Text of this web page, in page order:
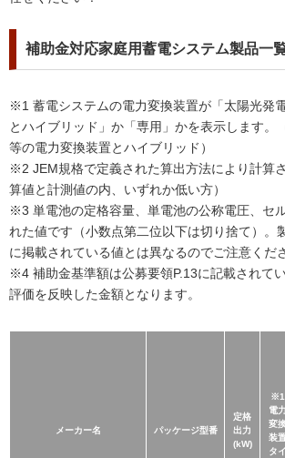
補助金対応家庭用蓄電システム製品一
※1 蓄電システムの電力変換装置が「太陽光発
とハイブリッド」か「専用」かを表示します。
等の電力変換装置とハイブリッド）
※2 JEM規格で定義された算出方法により計算
算値と計測値の内、いずれか低い方）
※3 単電池の定格容量、単電池の公称電圧、セ
れた値です（小数点第二位以下は切り捨て）。
に掲載されている値とは異なるのでご注意くだ
※4 補助金基準額は公募要領P.13に記載されて
評価を反映した金額となります。
メーカー名 パッケージ型番
定格
出力
(kW)
※1
電力
変
装
タイ